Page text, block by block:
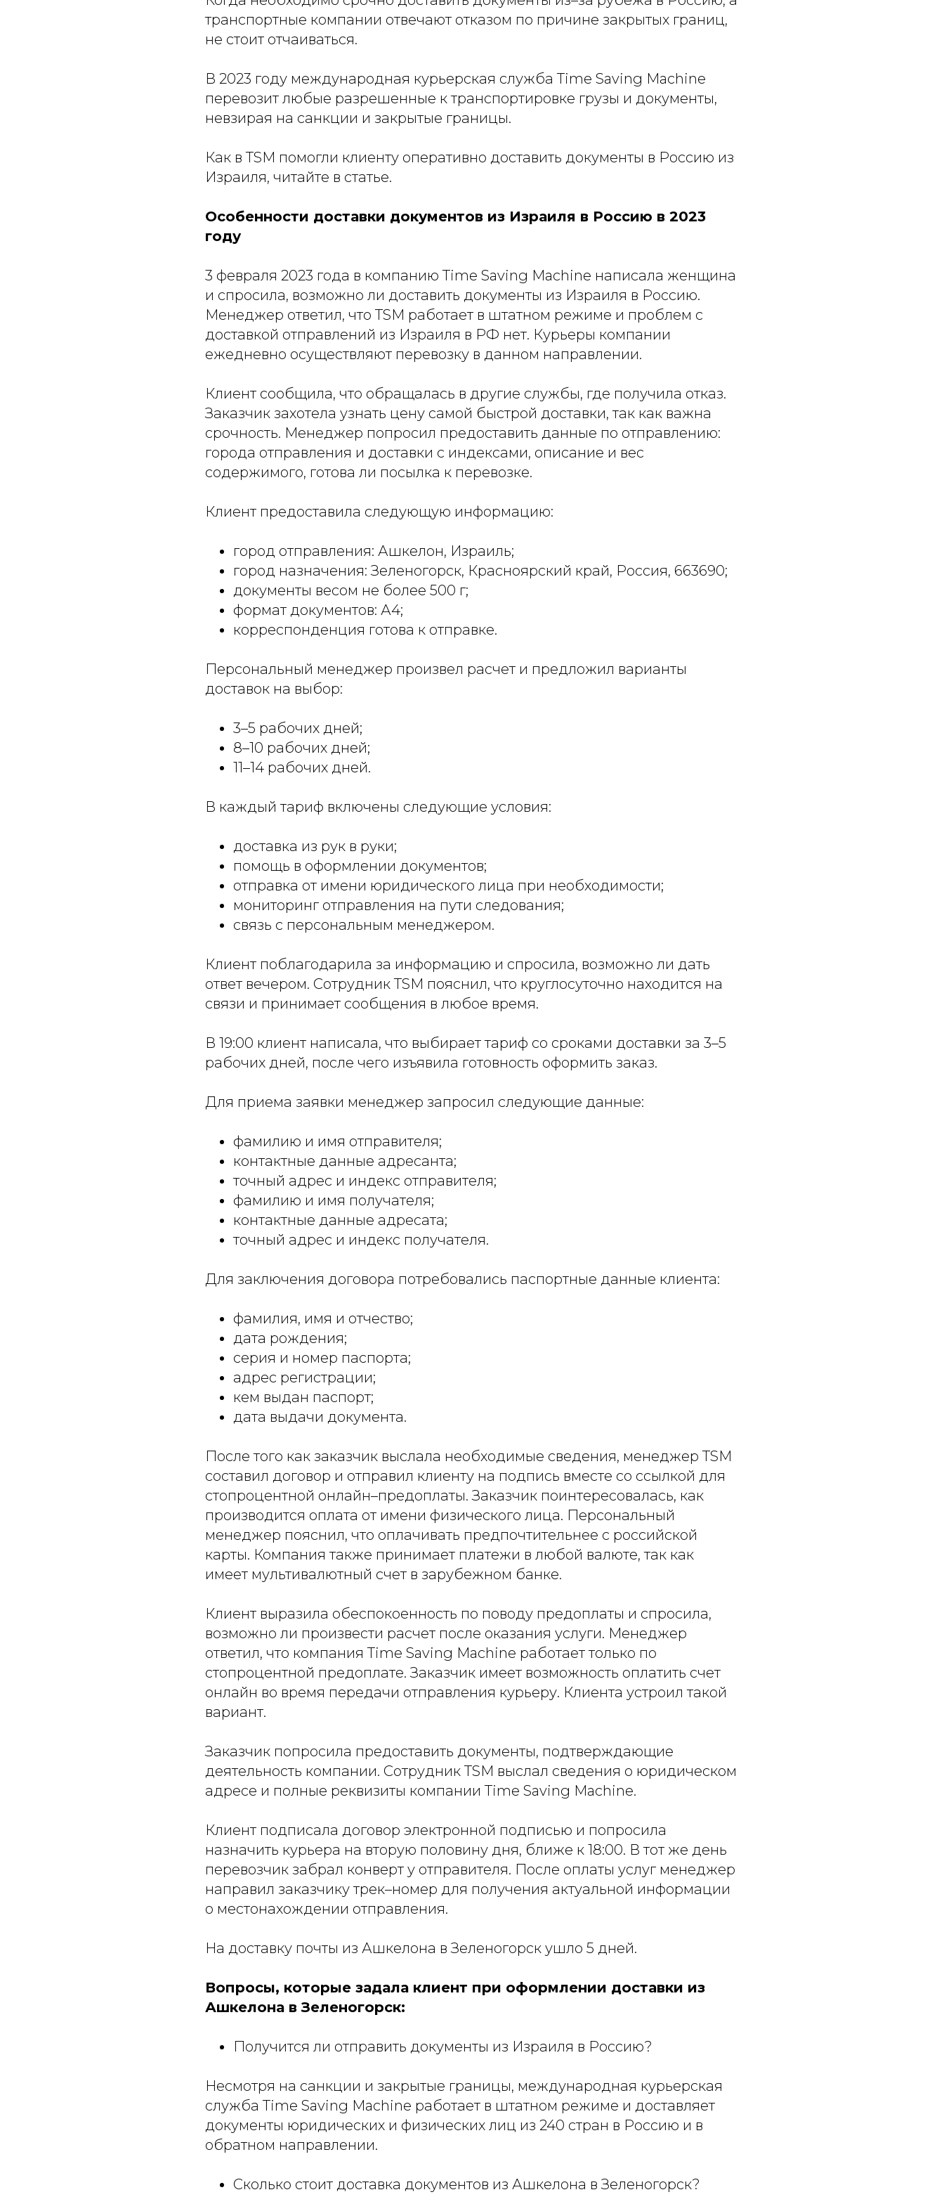
транспортные компании отвечают отказом по причине закрытых границ,
не стоит отчаиваться.
В 2023 году международная курьерская служба Time Saving Machine
перевозит любые разрешенные к транспортировке грузы и документы,
невзирая на санкции и закрытые границы.
Как в TSM помогли клиенту оперативно доставить документы в Россию из
Израиля, читайте в статье.
Особенности доставки документов из Израиля в Россию в 2023
году
3 февраля 2023 года в компанию Time Saving Machine написала женщина
и спросила, возможно ли доставить документы из Израиля в Россию.
Менеджер ответил, что TSM работает в штатном режиме и проблем с
доставкой отправлений из Израиля в РФ нет. Курьеры компании
ежедневно осуществляют перевозку в данном направлении.
Клиент сообщила, что обращалась в другие службы, где получила отказ.
Заказчик захотела узнать цену самой быстрой доставки, так как важна
срочность. Менеджер попросил предоставить данные по отправлению:
города отправления и доставки с индексами, описание и вес
содержимого, готова ли посылка к перевозке.
Клиент предоставила следующую информацию:
город отправления: Ашкелон, Израиль;
город назначения: Зеленогорск, Красноярский край, Россия, 663690;
документы весом не более 500 г;
формат документов: А4;
корреспонденция готова к отправке.
Персональный менеджер произвел расчет и предложил варианты
доставок на выбор:
3–5 рабочих дней;
8–10 рабочих дней;
11–14 рабочих дней.
В каждый тариф включены следующие условия:
доставка из рук в руки;
помощь в оформлении документов;
отправка от имени юридического лица при необходимости;
мониторинг отправления на пути следования;
связь с персональным менеджером.
Клиент поблагодарила за информацию и спросила, возможно ли дать
ответ вечером. Сотрудник TSM пояснил, что круглосуточно находится на
связи и принимает сообщения в любое время.
В 19:00 клиент написала, что выбирает тариф со сроками доставки за 3–5
рабочих дней, после чего изъявила готовность оформить заказ.
Для приема заявки менеджер запросил следующие данные:
фамилию и имя отправителя;
контактные данные адресанта;
точный адрес и индекс отправителя;
фамилию и имя получателя;
контактные данные адресата;
точный адрес и индекс получателя.
Для заключения договора потребовались паспортные данные клиента:
фамилия, имя и отчество;
дата рождения;
серия и номер паспорта;
адрес регистрации;
кем выдан паспорт;
дата выдачи документа.
После того как заказчик выслала необходимые сведения, менеджер TSM
составил договор и отправил клиенту на подпись вместе со ссылкой для
стопроцентной онлайн–предоплаты. Заказчик поинтересовалась, как
производится оплата от имени физического лица. Персональный
менеджер пояснил, что оплачивать предпочтительнее с российской
карты. Компания также принимает платежи в любой валюте, так как
имеет мультивалютный счет в зарубежном банке.
Клиент выразила обеспокоенность по поводу предоплаты и спросила,
возможно ли произвести расчет после оказания услуги. Менеджер
ответил, что компания Time Saving Machine работает только по
стопроцентной предоплате. Заказчик имеет возможность оплатить счет
онлайн во время передачи отправления курьеру. Клиента устроил такой
вариант.
Заказчик попросила предоставить документы, подтверждающие
деятельность компании. Сотрудник TSM выслал сведения о юридическом
адресе и полные реквизиты компании Time Saving Machine.
Клиент подписала договор электронной подписью и попросила
назначить курьера на вторую половину дня, ближе к 18:00. В тот же день
перевозчик забрал конверт у отправителя. После оплаты услуг менеджер
направил заказчику трек–номер для получения актуальной информации
о местонахождении отправления.
На доставку почты из Ашкелона в Зеленогорск ушло 5 дней.
Вопросы, которые задала клиент при оформлении доставки из
Ашкелона в Зеленогорск:
Получится ли отправить документы из Израиля в Россию?
Несмотря на санкции и закрытые границы, международная курьерская
служба Time Saving Machine работает в штатном режиме и доставляет
документы юридических и физических лиц из 240 стран в Россию и в
обратном направлении.
Сколько стоит доставка документов из Ашкелона в Зеленогорск?